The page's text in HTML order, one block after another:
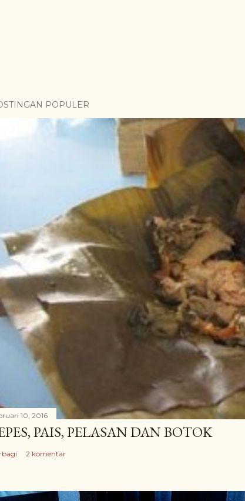
POPULER
10, 2016
PAIS, PELASAN DAN BOTOK
2 komentar